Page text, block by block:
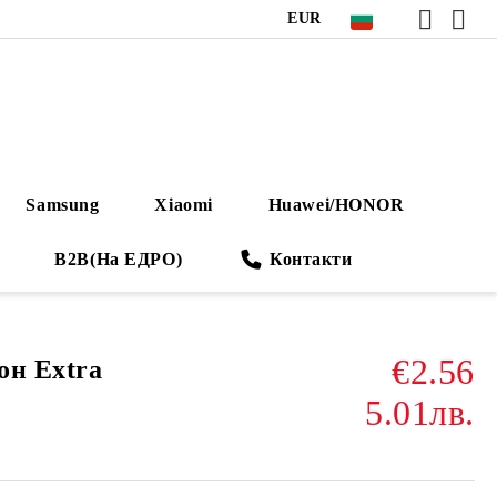
EUR
Samsung Xiaomi Huawei/HONOR
B2B(На ЕДРО) Контакти
Extra
€2.56
5.01лв.